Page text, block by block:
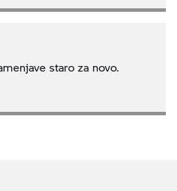
staro za novo.